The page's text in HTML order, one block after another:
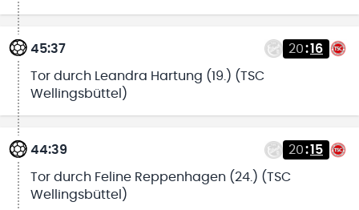
45:37 20:16
Tor durch Leandra Hartung (19.) (TSC
Wellingsbüttel)
44:39 20:15
Tor durch Feline Reppenhagen (24.) (TSC
Wellingsbüttel)